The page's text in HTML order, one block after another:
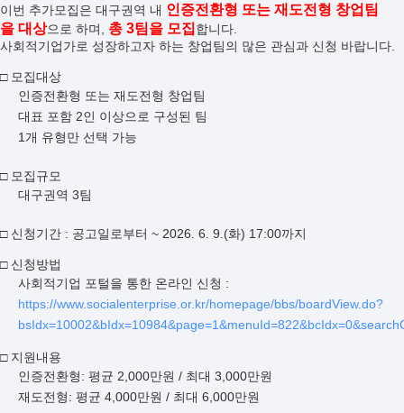
이번 추가모집은 대구권역 내 인증전환형 또는 재도전형 창업팀
을 대상으로 하며, 총 3팀을 모집합니다.
사회적기업가로 성장하고자 하는 창업팀의 많은 관심과 신청 바랍니다.
□ 모집대상
인증전환형 또는 재도전형 창업팀
대표 포함 2인 이상으로 구성된 팀
1개 유형만 선택 가능
□ 모집규모
대구권역 3팀
□ 신청기간 : 공고일로부터 ~ 2026. 6. 9.(화) 17:00까지
□ 신청방법
사회적기업 포털을 통한 온라인 신청 :
https://www.socialenterprise.or.kr/homepage/bbs/boardView.do?
□ 지원내용
인증전환형: 평균 2,000만원 / 최대 3,000만원
재도전형: 평균 4,000만원 / 최대 6,000만원